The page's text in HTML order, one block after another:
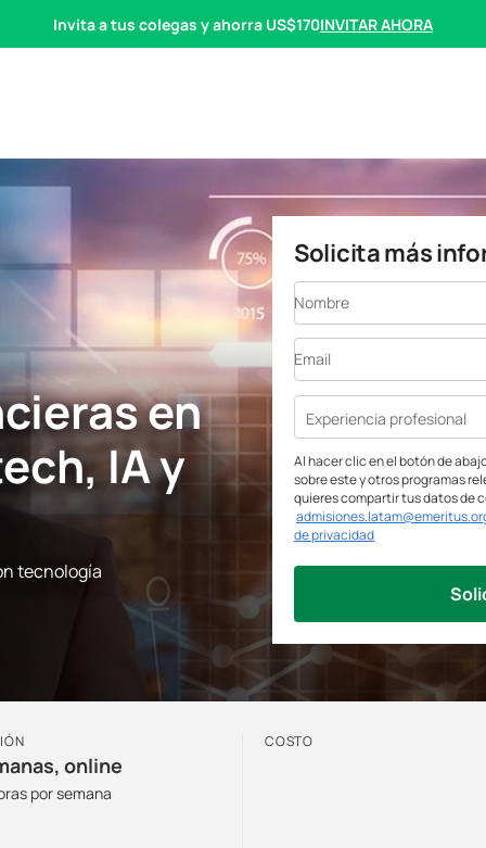
Invita a tus colegas y ahorra US$170INVITAR AHORA
en
IA y
tecnología
Solicita más
Nombre
Email
Experiencia profesional
Al hacer clic en el botón de
sobre este y otros programas
quieres compartir tus datos de
de privacidad
online
por semana
COSTO